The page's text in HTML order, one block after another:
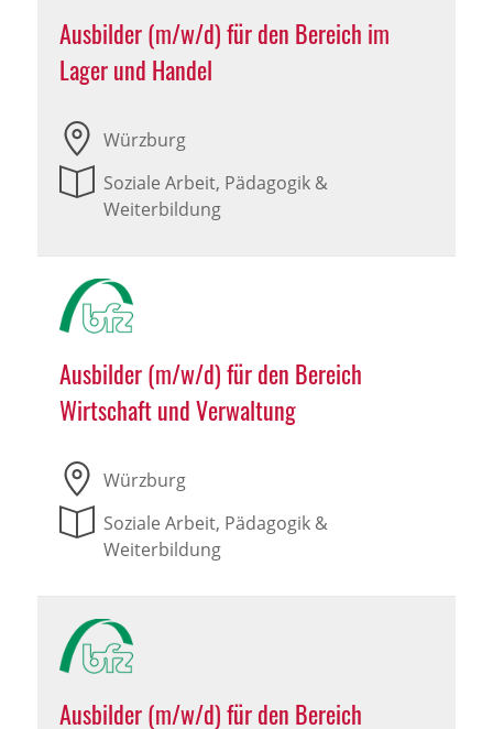
Ausbilder (m/w/d) für den Bereich im
Lager und Handel
Würzburg
Soziale Arbeit, Pädagogik &
Weiterbildung
Ausbilder (m/w/d) für den Bereich
Wirtschaft und Verwaltung
Würzburg
Soziale Arbeit, Pädagogik &
Weiterbildung
Ausbilder (m/w/d) für den Bereich